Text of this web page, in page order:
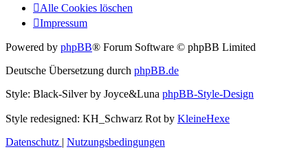
Alle Cookies löschen
Impressum
Powered by phpBB® Forum Software © phpBB Limited
Deutsche Übersetzung durch phpBB.de
Style: Black-Silver by Joyce&Luna phpBB-Style-Design
Style redesigned: KH_Schwarz Rot by KleineHexe
Datenschutz | Nutzungsbedingungen